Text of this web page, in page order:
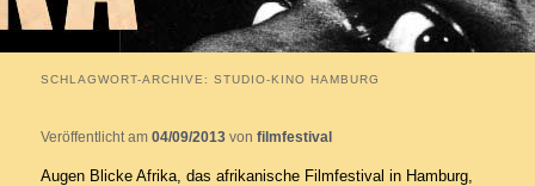
SCHLAGWORT-ARCHIVE:STUDIO-KINO HAMBURG
Veröffentlicht am04/09/2013 vonfilmfestival
Augen Blicke Afrika, das afrikanische Filmfestival in Hamburg,